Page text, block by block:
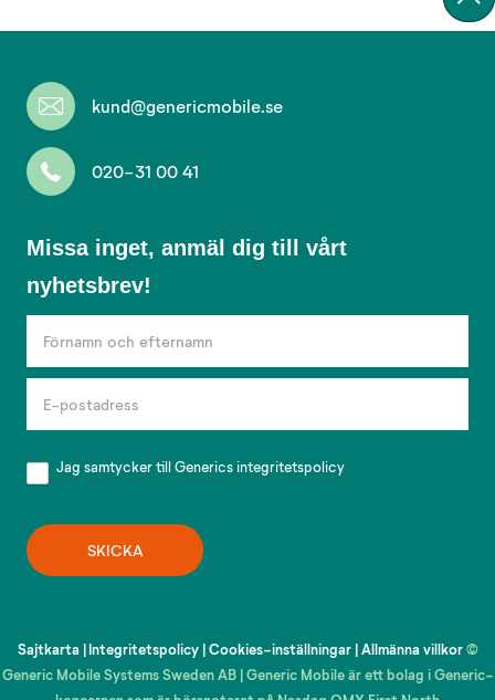
kund@genericmobile.se
020-31 00 41
anmäl
dig
till
vårt
nyhetsbrev!
Missa inget, anmäl dig till vårt
nyhetsbrev!
Jag samtycker till Genericsintegritetspolicy
SKICKA
Sajtkarta|Integritetspolicy|Cookies-inställningar|Allmänna villkor ©
Generic Mobile Systems Sweden AB | Generic Mobile är ett bolag i Generic-